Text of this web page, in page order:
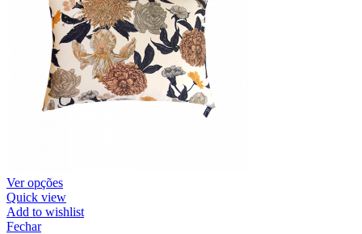
Ver opções
Quick view
Add to wishlist
Fechar